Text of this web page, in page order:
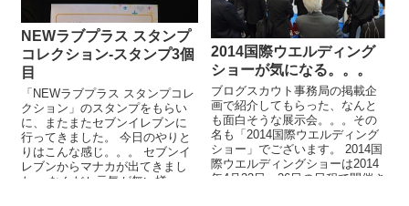
NEWラブプラス スタンプ
コレクション-スタンプ3個
目
「NEWラブプラス スタンプコレ
クション」のスタンプをもらい
に、またまたセブンイレブンに
行ってきました。 今日のやりと
りはこんな感じ。。。 セブンイ
レブンからマナカが出てきまし
た。 なんだか元気が無い様
2014国際ウエルディング
ショーが気になる。。。
ブログスカウト事務局の掲載企
画で紹介してもらった、なんと
も面白そうな展示会。。。その
名も「2014国際ウエルディング
ショー」でございます。 2014国
際ウエルディングショーは2014
年4月23日〜26日の日程で開催さ